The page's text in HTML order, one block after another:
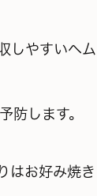
しやすいヘム
防します。
はお好み焼き